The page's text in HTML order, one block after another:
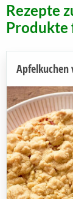
Rezepte
Produkte
Apfelkuchen